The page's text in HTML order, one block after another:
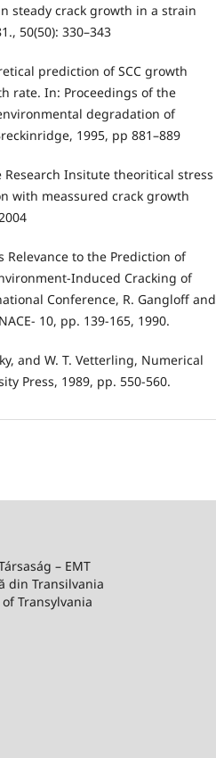
steady crack growth in a strain
50(50): 330–343
prediction of SCC growth
rate. In: Proceedings of the
degradation of
1995, pp 881–889
Research Insitute theoritical stress
with meassured crack growth
Relevance to the Prediction of
Induced Cracking of
Conference, R. Gangloff and
10, pp. 139-165, 1990.
and W. T. Vetterling, Numerical
Press, 1989, pp. 550-560.
– EMT
din Transilvania
Transylvania